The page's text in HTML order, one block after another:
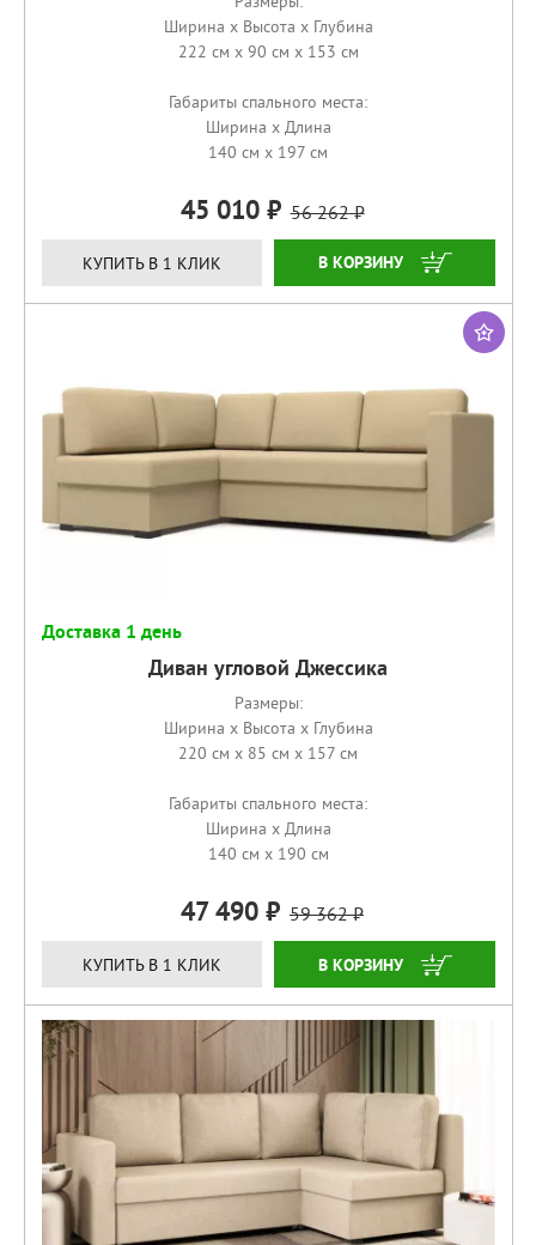
Ширина x Высота x Глубина
222 см x 90 см x 153 см
Габариты спального места:
Ширина x Длина
140 см x 197 см
45 010 56 262
КУПИТЬ В 1 КЛИК КУПИТЬ
Доставка 1 день
Диван угловой Джессика
Размеры:
Ширина x Высота x Глубина
220 см x 85 см x 157 см
Габариты спального места:
Ширина x Длина
140 см x 190 см
47 490 59 362
КУПИТЬ В 1 КЛИК КУПИТЬ